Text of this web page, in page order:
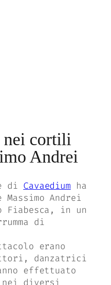
nei cortili
Andrei
di Cavaedium ha
Andrei
Fiabesca, in un
di
erano
danzatrici
effettuato
diversi